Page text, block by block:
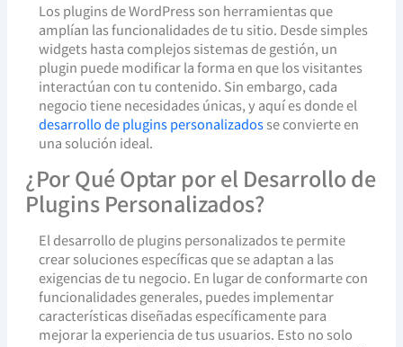
Los plugins de WordPress son herramientas que
amplían las funcionalidades de tu sitio. Desde simples
widgets hasta complejos sistemas de gestión, un
plugin puede modificar la forma en que los visitantes
interactúan con tu contenido. Sin embargo, cada
negocio tiene necesidades únicas, y aquí es donde el
desarrollo de plugins personalizadosse convierte en
una solución ideal.
¿Por Qué Optar por el Desarrollo de
Plugins Personalizados?
El desarrollo de plugins personalizados te permite
crear soluciones específicas que se adaptan a las
exigencias de tu negocio. En lugar de conformarte con
funcionalidades generales, puedes implementar
características diseñadas específicamente para
mejorar la experiencia de tus usuarios. Esto no solo